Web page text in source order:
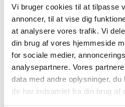
Vi bruger cookies til at tilpasse
annoncer, til at vise dig
at analysere vores trafik. Vi
din brug af vores hjemmeside
for sociale medier,
analysepartnere. Vores
data med andre oplysninger,
de har indsamlet fra din brug af
onsdag den 8. november
torsdag den 9. november
Du finder os på stand nr.
< Tilbage